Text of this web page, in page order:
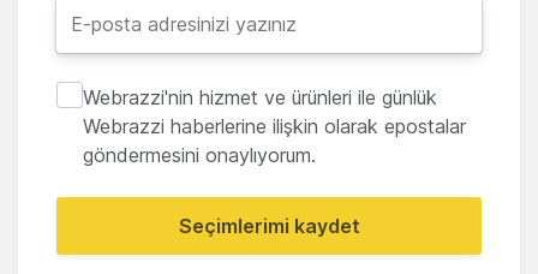
Webrazzi'nin hizmet ve ürünleri ile günlük
Webrazzi haberlerine ilişkin olarak epostalar
göndermesini onaylıyorum.
Seçimlerimi kaydet